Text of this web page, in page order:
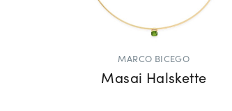
MARCO BICEGO
Masai Halskette